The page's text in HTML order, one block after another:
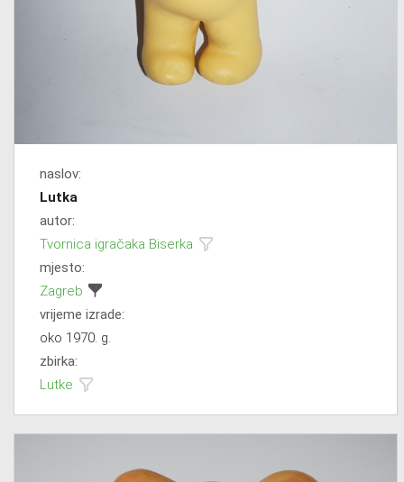
naslov:
Lutka
autor:
Tvornica igračaka Biserka
mjesto:
Zagreb
vrijeme izrade:
oko 1970. g.
zbirka:
Lutke